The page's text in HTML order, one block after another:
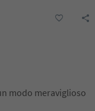
modo meraviglioso